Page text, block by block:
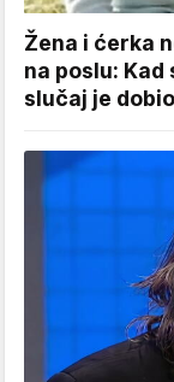
Žena i ćerka
na poslu:
slučaj je